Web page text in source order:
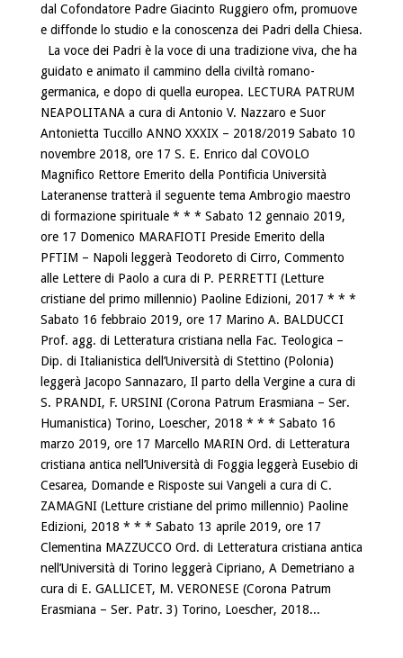
dal Cofondatore Padre Giacinto Ruggiero ofm, promuove
e diffonde lo studio e la conoscenza dei Padri della Chiesa.
La voce dei Padri è la voce di una tradizione viva, che ha
guidato e animato il cammino della civiltà romano-
germanica, e dopo di quella europea. LECTURA PATRUM
NEAPOLITANA a cura di Antonio V. Nazzaro e Suor
Antonietta Tuccillo ANNO XXXIX – 2018/2019 Sabato 10
novembre 2018, ore 17 S. E. Enrico dal COVOLO
Magnifico Rettore Emerito della Pontificia Università
Lateranense tratterà il seguente tema Ambrogio maestro
di formazione spirituale * * * Sabato 12 gennaio 2019,
ore 17 Domenico MARAFIOTI Preside Emerito della
PFTIM – Napoli leggerà Teodoreto di Cirro, Commento
alle Lettere di Paolo a cura di P. PERRETTI (Letture
cristiane del primo millennio) Paoline Edizioni, 2017 * * *
Sabato 16 febbraio 2019, ore 17 Marino A. BALDUCCI
Prof. agg. di Letteratura cristiana nella Fac. Teologica –
Dip. di Italianistica dell’Università di Stettino (Polonia)
leggerà Jacopo Sannazaro, Il parto della Vergine a cura di
S. PRANDI, F. URSINI (Corona Patrum Erasmiana – Ser.
Humanistica) Torino, Loescher, 2018 * * * Sabato 16
marzo 2019, ore 17 Marcello MARIN Ord. di Letteratura
cristiana antica nell’Università di Foggia leggerà Eusebio di
Cesarea, Domande e Risposte sui Vangeli a cura di C.
ZAMAGNI (Letture cristiane del primo millennio) Paoline
Edizioni, 2018 * * * Sabato 13 aprile 2019, ore 17
Clementina MAZZUCCO Ord. di Letteratura cristiana antica
nell’Università di Torino leggerà Cipriano, A Demetriano a
cura di E. GALLICET, M. VERONESE (Corona Patrum
Erasmiana – Ser. Patr. 3) Torino, Loescher, 2018...